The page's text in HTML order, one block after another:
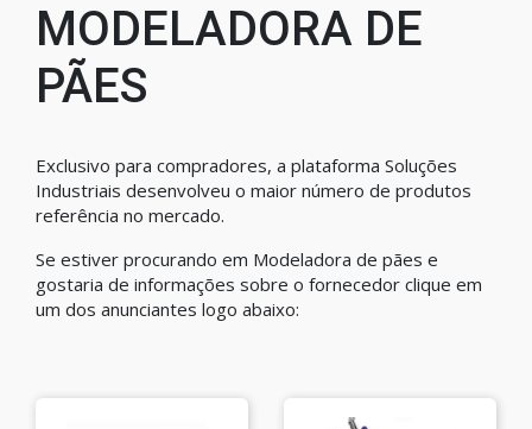
MODELADORA DE
PÃES
Exclusivo para compradores, a plataforma Soluções
Industriais desenvolveu o maior número de produtos
referência no mercado.
Se estiver procurando em Modeladora de pães e
gostaria de informações sobre o fornecedor clique em
um dos anunciantes logo abaixo: